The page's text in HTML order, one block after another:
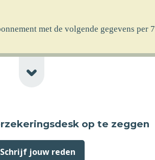
met de volgende gegevens per 7
van mijn rekeningnummer die ik aan u
op te zeggen
Schrijf jouw reden